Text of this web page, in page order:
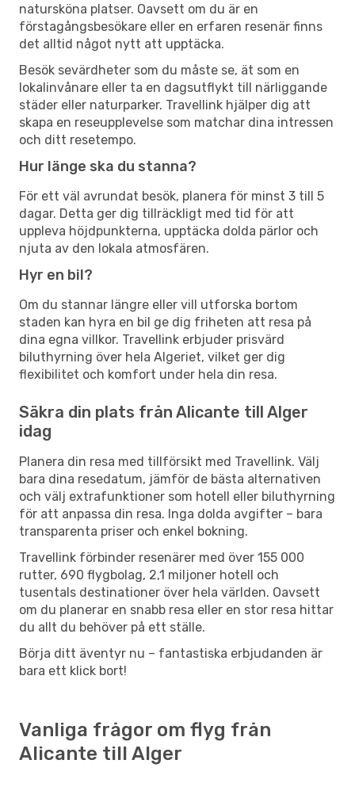
natursköna platser. Oavsett om du är en
förstagångsbesökare eller en erfaren resenär finns
det alltid något nytt att upptäcka.
Besök sevärdheter som du måste se, ät som en
lokalinvånare eller ta en dagsutflykt till närliggande
städer eller naturparker. Travellink hjälper dig att
skapa en reseupplevelse som matchar dina intressen
och ditt resetempo.
Hur länge ska du stanna?
För ett väl avrundat besök, planera för minst 3 till 5
dagar. Detta ger dig tillräckligt med tid för att
uppleva höjdpunkterna, upptäcka dolda pärlor och
njuta av den lokala atmosfären.
Hyr en bil?
Om du stannar längre eller vill utforska bortom
staden kan hyra en bil ge dig friheten att resa på
dina egna villkor. Travellink erbjuder prisvärd
biluthyrning över hela Algeriet, vilket ger dig
flexibilitet och komfort under hela din resa.
Säkra din plats från Alicante till Alger
idag
Planera din resa med tillförsikt med Travellink. Välj
bara dina resedatum, jämför de bästa alternativen
och välj extrafunktioner som hotell eller biluthyrning
för att anpassa din resa. Inga dolda avgifter – bara
transparenta priser och enkel bokning.
Travellink förbinder resenärer med över 155 000
rutter, 690 flygbolag, 2,1 miljoner hotell och
tusentals destinationer över hela världen. Oavsett
om du planerar en snabb resa eller en stor resa hittar
du allt du behöver på ett ställe.
Börja ditt äventyr nu – fantastiska erbjudanden är
bara ett klick bort!
Vanliga frågor om flyg från
Alicante till Alger